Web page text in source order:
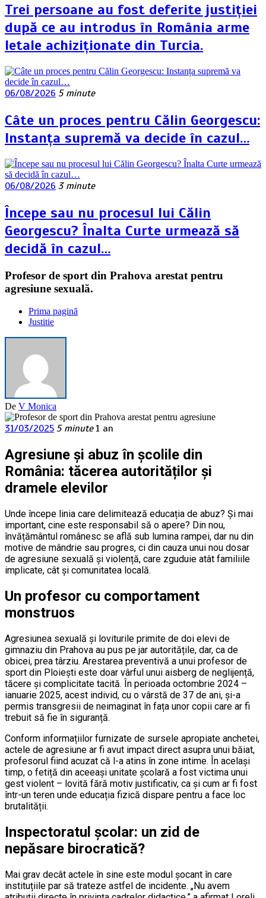
Trei persoane au fost deferite justiției
după ce au introdus în România arme
letale achiziționate din Turcia.
06/08/2026 5 minute
Câte un proces pentru Călin Georgescu:
Instanța supremă va decide în cazul…
06/08/2026 3 minute
Începe sau nu procesul lui Călin
Georgescu? Înalta Curte urmează să
decidă în cazul…
Profesor de sport din Prahova arestat pentru
agresiune sexuală.
Prima pagină
Justitie
De V Monica
31/03/2025 5 minute 1 an
Agresiune și abuz în școlile din
România: tăcerea autorităților și
dramele elevilor
Unde începe linia care delimitează educația de abuz? Și mai
important, cine este responsabil să o apere? Din nou,
învățământul românesc se află sub lumina rampei, dar nu din
motive de mândrie sau progres, ci din cauza unui nou dosar
de agresiune sexuală și violență, care zguduie atât familiile
implicate, cât și comunitatea locală.
Un profesor cu comportament
monstruos
Agresiunea sexuală și loviturile primite de doi elevi de
gimnaziu din Prahova au pus pe jar autoritățile, dar, ca de
obicei, prea târziu. Arestarea preventivă a unui profesor de
sport din Ploiești este doar vârful unui aisberg de neglijență,
tăcere și complicitate tacită. În perioada octombrie 2024 –
ianuarie 2025, acest individ, cu o vârstă de 37 de ani, și-a
permis transgresii de neimaginat în fața unor copii care ar fi
trebuit să fie în siguranță.
Conform informațiilor furnizate de sursele apropiate anchetei,
actele de agresiune ar fi avut impact direct asupra unui băiat,
profesorul fiind acuzat că l-a atins în zone intime. În același
timp, o fetiță din aceeași unitate școlară a fost victima unui
gest violent – lovită fără motiv justificativ, ca și cum ar fi fost
într-un teren unde educația fizică dispare pentru a face loc
brutalității.
Inspectoratul școlar: un zid de
nepăsare birocratică?
Mai grav decât actele în sine este modul șocant în care
instituțiile par să trateze astfel de incidente. „Nu avem